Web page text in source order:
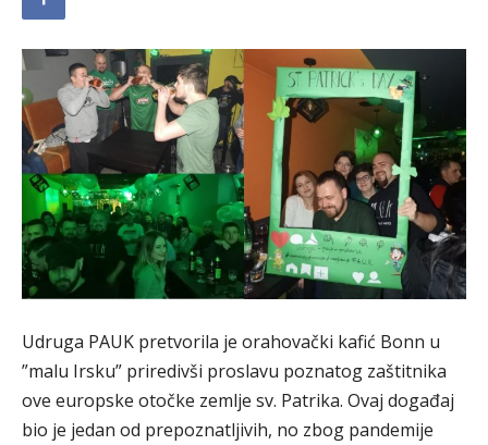
Udruga PAUK pretvorila je orahovački kafić Bonn u
”malu Irsku” priredivši proslavu poznatog zaštitnika
ove europske otočke zemlje sv. Patrika. Ovaj događaj
bio je jedan od prepoznatljivih, no zbog pandemije